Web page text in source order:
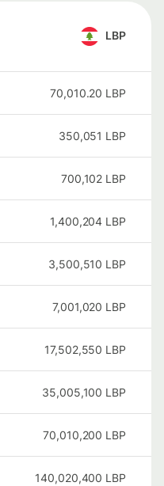
LBP
70,010.20 LBP
350,051 LBP
700,102 LBP
1,400,204 LBP
3,500,510 LBP
7,001,020 LBP
17,502,550 LBP
35,005,100 LBP
70,010,200 LBP
140,020,400 LBP